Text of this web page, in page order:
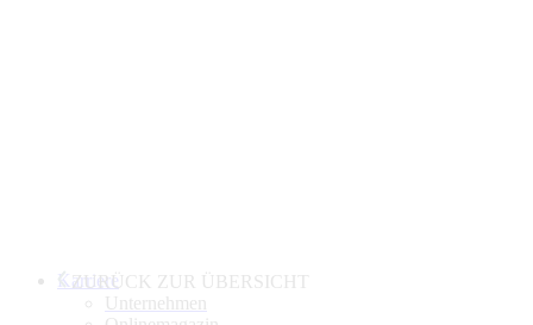
ZURÜCK ZUR ÜBERSICHT
Unternehmen
Karriere